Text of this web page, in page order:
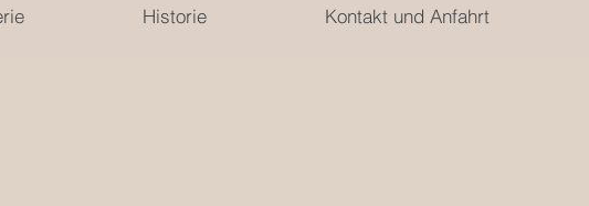
Historie Kontakt und Anfahrt